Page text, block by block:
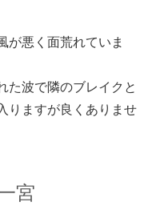
が悪く面荒れていま
た波で隣のブレイクと
りますが良くありませ
宮